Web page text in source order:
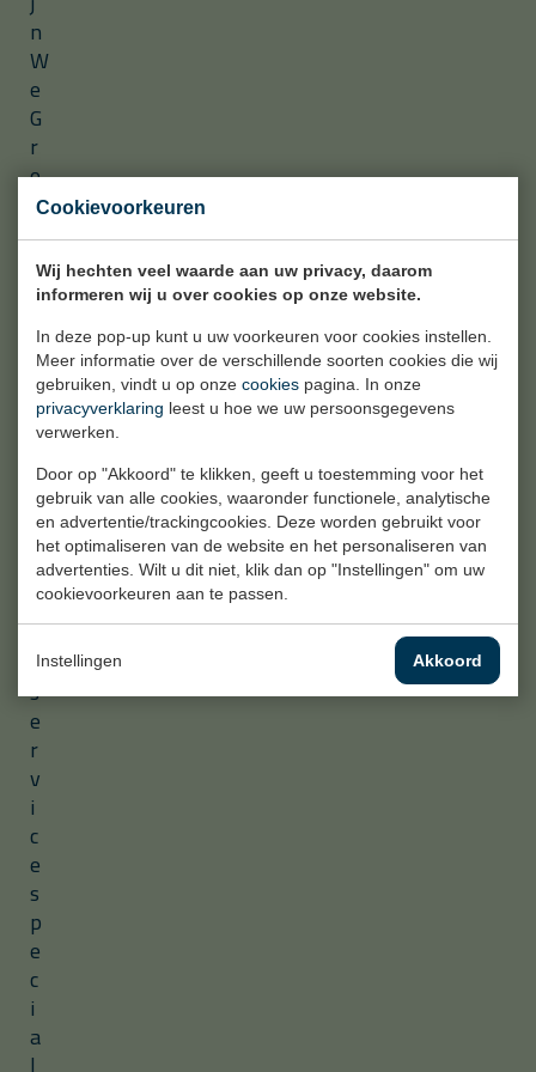
n
W
e
G
r
o
S
a
n
/
m
v
t
e
e
n
f
u
l
-
s
e
r
v
i
c
e
s
p
e
c
i
a
Cookievoorkeuren
Wij hechten veel waarde aan uw privacy, daarom
informeren wij u over cookies op onze website.
In deze pop-up kunt u uw voorkeuren voor cookies instellen.
Meer informatie over de verschillende soorten cookies die wij
gebruiken, vindt u op onze cookies pagina. In onze
privacyverklaring leest u hoe we uw persoonsgegevens
verwerken.
Door op "Akkoord" te klikken, geeft u toestemming voor het
gebruik van alle cookies, waaronder functionele, analytische
en advertentie/trackingcookies. Deze worden gebruikt voor
het optimaliseren van de website en het personaliseren van
advertenties. Wilt u dit niet, klik dan op "Instellingen" om uw
cookievoorkeuren aan te passen.
Instellingen Akkoord